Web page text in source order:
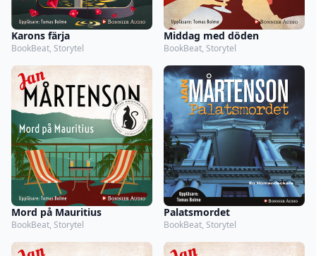
Karons färja
BookBeat, Storytel
Middag med döden
BookBeat, Storytel
Mord på Mauritius
BookBeat, Storytel
Palatsmordet
BookBeat, Storytel